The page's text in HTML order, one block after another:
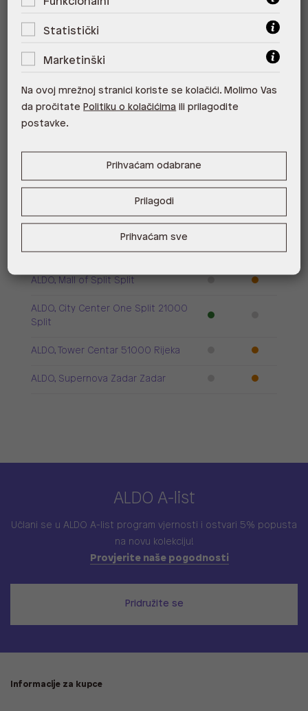
Oblik pete: Tanka peta
Oblik prstiju: Četvrtasti vrh
Način obuvanja: Na kopčanje
Visina pete: 6.35 cm
Raspoloživost po poslovnicama
ALDO, City Center One East 10000
Zagreb
10000 Zagreb
ALDO, Arena Centar 10020 Zagreb
ALDO, Mall of Split Split
ALDO, City Center One Split 21000
Split
ALDO, Tower Centar 51000 Rijeka
ALDO, Supernova Zadar Zadar
ALDO A-list
Učlani se u ALDO A-list program vjernosti i ostvari 5% popusta
na novu kolekciju!
Provjerite naše pogodnosti
Pridružite se
Informacije za kupce
Statistički
Marketinški
Na ovoj mrežnoj stranici koriste se kolačići. Molimo Vas
da pročitate Politiku o kolačićima ili prilagodite
postavke.
Prihvaćam odabrane
Prilagodi
Prihvaćam sve